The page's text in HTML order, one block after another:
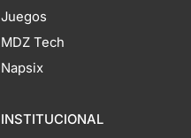
Juegos
MDZ Tech
Napsix
INSTITUCIONAL